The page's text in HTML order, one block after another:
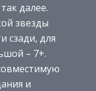
далее.
звезды
сзади, для
– 7+.
и